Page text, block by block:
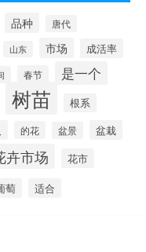
品种 唐代
山东 市场 成活率
春节 是一个
树苗
根系
的花 盆景 盆栽
卉市场 花市
萄 适合